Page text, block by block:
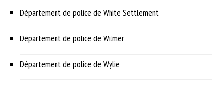
Département de police de White Settlement
Département de police de Wilmer
Département de police de Wylie